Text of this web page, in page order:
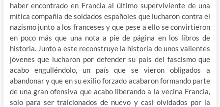
haber encontrado en Francia al último superviviente de una
mítica compañía de soldados españoles que lucharon contra el
nazismo junto a los franceses y que pese a ello se convirtieron
en poco más que una nota a pie de página en los libros de
historia. Junto a este reconstruye la historia de unos valientes
jóvenes que lucharon por defender su país del fascismo que
acabo engulléndolo, un país que se vieron obligados a
abandonar y que en su exilio forzado acabaron formando parte
de una gran ofensiva que acabo liberando a la vecina Francia,
solo para ser traicionados de nuevo y casi olvidados por la